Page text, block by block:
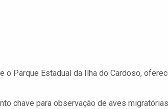
o Parque Estadual da Ilha do Cardoso,
chave para observação de aves